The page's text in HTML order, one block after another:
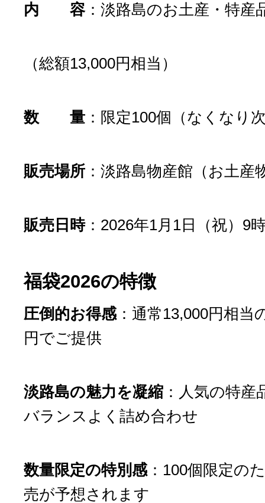
内 容：淡路島のお土産・特産
（総額13,000円相当）
数 量 ：限定100個（なくなり
販売場所 ：淡路島物産館（お土産
販売日時：2026年1月1日（祝）9
福袋2026の特徴
圧倒的お得感：通常13,000円相当
円でご提供
淡路島の魅力を凝縮 ：人気の特
バランスよく詰め合わせ
数量限定の特別感：100個限定の
売が予想されます